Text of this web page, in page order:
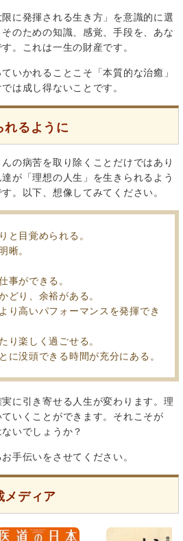
に発揮される生き方」を意識的に選
のための知識、感覚、手段を、あな
。これは一生の財産です。
いかれることこそ「本質的な治癒」
は成し得ないことです。
れるように
の病苦を取り除くことだけではあり
が「理想の人生」を生きられるよう
。以下、想像してみてください。
と目覚められる。
晰。
事ができる。
どり、余裕がある。
り高いパフォーマンスを発揮でき
り楽しく過ごせる。
に没頭できる時間が充分にある。
に引き寄せる人生が変わります。理
いくことができます。それこそが
いでしょうか？
手伝いをさせてください。
メディア